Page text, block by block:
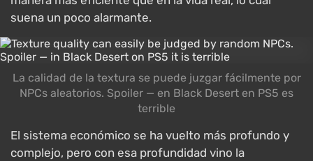
suena un poco alarmante.
La calidad de la textura se puede juzgar fácilmente por
NPCs aleatorios. Spoiler — en Black Desert en PS5 es
terrible
El sistema económico se ha vuelto más profundo y
complejo, pero con esa profundidad vino la